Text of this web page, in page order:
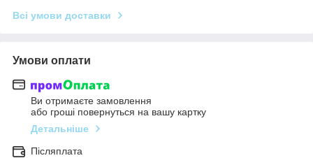
Всі умови доставки
Умови оплати
Ви отримаєте замовлення
або гроші повернуться на вашу картку
Детальніше
Післяплата